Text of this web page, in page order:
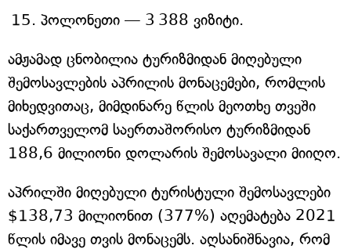
პოლონეთი — 3 388 ვიზიტი.
ამჟამად ცნობილია ტურიზმიდან მიღებული
შემოსავლების აპრილის მონაცემები, რომლის
მიხედვითაც, მიმდინარე წლის მეოთხე თვეში
საქართველომ საერთაშორისო ტურიზმიდან
188,6 მილიონი დოლარის შემოსავალი მიიღო.
აპრილში მიღებული ტურისტული შემოსავლები
$138,73 მილიონით (377%) აღემატება 2021
წლის იმავე თვის მონაცემს. აღსანიშნავია, რომ